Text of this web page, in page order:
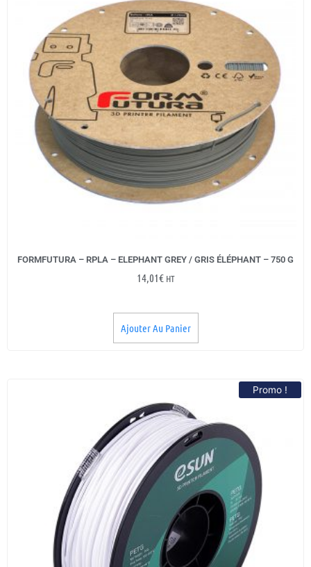
FORMFUTURA – RPLA – ELEPHANT GREY / GRIS ÉLÉPHANT – 750 G
14,01€ HT
Ajouter Au Panier
Promo !